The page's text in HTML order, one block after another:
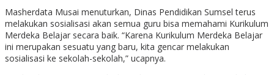
Masherdata Musai menuturkan, Dinas Pendidikan Sumsel terus
melakukan sosialisasi akan semua guru bisa memahami Kurikulum
Merdeka Belajar secara baik. “Karena Kurikulum Merdeka Belajar
ini merupakan sesuatu yang baru, kita gencar melakukan
sosialisasi ke sekolah-sekolah,” ucapnya.